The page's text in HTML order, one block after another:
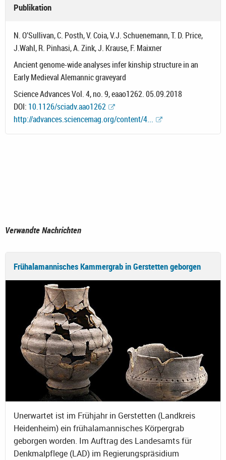
Publikation
N. O’Sullivan, C. Posth, V. Coia, V.J. Schuenemann, T. D. Price,
J.Wahl, R. Pinhasi, A. Zink, J. Krause, F. Maixner
Ancient genome-wide analyses infer kinship structure in an
Early Medieval Alemannic graveyard
Science Advances Vol. 4, no. 9, eaao1262. 05.09.2018
DOI: 10.1126/sciadv.aao1262
http://advances.sciencemag.org/content/4...
Verwandte Nachrichten
Frühalamannisches Kammergrab in Gerstetten geborgen
Unerwartet ist im Frühjahr in Gerstetten (Landkreis
Heidenheim) ein frühalamannisches Körpergrab
geborgen worden. Im Auftrag des Landesamts für
Denkmalpflege (LAD) im Regierungspräsidium